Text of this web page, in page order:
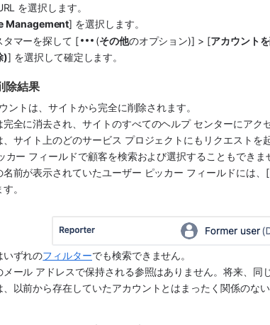
を選択します。
Management] を選択します。
タマーを探して [
(その他のオプション)] > [アカウント
)] を選択して確定します。
除結果
ントは、サイトから完全に削除されます。
全に消去され、サイトのすべてのヘルプ センターにアク
サイト上のどのサービス プロジェクトにもリクエストを
カー フィールドで顧客を検索および選択することもできま
名前が表示されていたユーザー ピッカー フィールドには、[
す。
いずれのフィルターでも検索できません。
メール アドレスで保持される参照はありません。将来、同
以前から存在していたアカウントとはまったく関係のな